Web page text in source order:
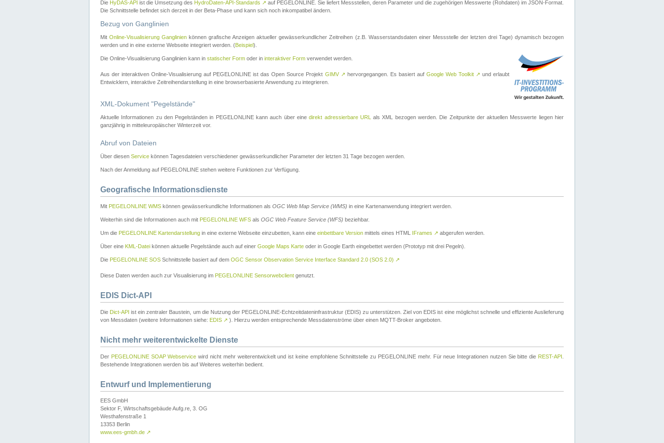
Die HyDAS-API ist die Umsetzung des HydroDaten-API-Standards ↗ auf PEGELONLINE. Sie liefert Messstellen, deren Parameter und die zugehörigen Messwerte (Rohdaten) im JSON-Format.
Die Schnittstelle befindet sich derzeit in der Beta-Phase und kann sich noch inkompatibel ändern.
Bezug von Ganglinien
MitOnline-Visualisierung Ganglinien können grafische Anzeigen aktueller gewässerkundlicher Zeitreihen (z.B. Wasserstandsdaten einer Messstelle der letzten drei Tage) dynamisch bezogen
werden und in eine externe Webseite integriert werden. (Beispiel).
Die Online-Visualisierung Ganglinien kann in statischer Form oder in interaktiver Form verwendet werden.
Aus der interaktiven Online-Visualisierung auf PEGELONLINE ist das Open Source Projekt GIMV ↗ hervorgegangen. Es basiert auf Google Web Toolkit ↗ und erlaubt
Entwicklern, interaktive Zeitreihendarstellung in eine browserbasierte Anwendung zu integrieren.
XML-Dokument "Pegelstände"
Aktuelle Informationen zu den Pegelständen in PEGELONLINE kann auch über einedirekt adressierbare URL
als XML bezogen werden. Die Zeitpunkte der aktuellen Messwerte liegen hier
ganzjährig in mitteleuropäischer Winterzeit vor.
Abruf von Dateien
Über diesen Service können Tagesdateien verschiedener gewässerkundlicher Parameter der letzten 31 Tage bezogen werden.
Nach der Anmeldung auf PEGELONLINE stehen weitere Funktionen zur Verfügung.
Geografische Informationsdienste
Mit PEGELONLINE WMS können gewässerkundliche Informationen als OGC Web Map Service (WMS) in eine Kartenanwendung integriert werden.
Weiterhin sind die Informationen auch mit PEGELONLINE WFS als OGC Web Feature Service (WFS) beziehbar.
Um die PEGELONLINE Kartendarstellung in eine externe Webseite einzubetten, kann eine einbettbare Version mittels eines HTML IFrames ↗ abgerufen werden.
Über eine KML-Datei können aktuelle Pegelstände auch auf einer Google Maps Karte oder in Google Earth eingebettet werden (Prototyp mit drei Pegeln).
Die PEGELONLINE SOS Schnittstelle basiert auf dem OGC Sensor Observation Service Interface Standard 2.0 (SOS 2.0) ↗
Diese Daten werden auch zur Visualisierung im PEGELONLINE Sensorwebclient genutzt.
EDIS Dict-API
Die Dict-API ist ein zentraler Baustein, um die Nutzung der PEGELONLINE-Echtzeitdateninfrastruktur (EDIS) zu unterstützen. Ziel von EDIS ist eine möglichst schnelle und effiziente Auslieferung
von Messdaten (weitere Informationen siehe: EDIS ↗ ). Hierzu werden entsprechende Messdatenströme über einen MQTT-Broker angeboten.
Nicht mehr weiterentwickelte Dienste
Der PEGELONLINE SOAP Webservice wird nicht mehr weiterentwickelt und ist keine empfohlene Schnittstelle zu PEGELONLINE mehr. Für neue Integrationen nutzen Sie bitte die REST-API
Bestehende Integrationen werden bis auf Weiteres weiterhin bedient.
Entwurf und Implementierung
EES GmbH
Sektor F, Wirtschaftsgebäude Aufg.re, 3. OG
Westhafenstraße 1
13353 Berlin
www.ees-gmbh.de ↗